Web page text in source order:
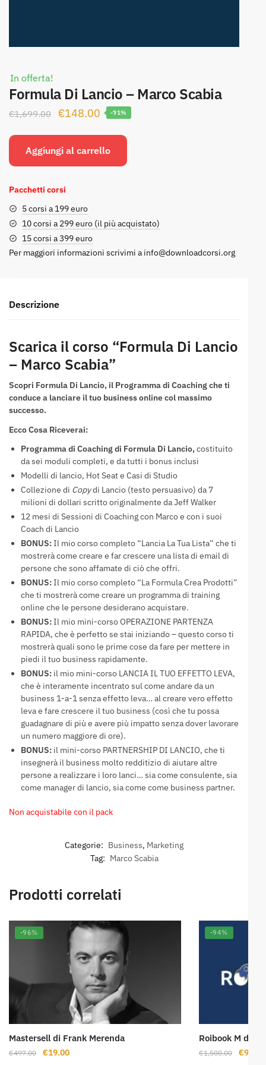
In offerta!
Formula Di Lancio – Marco Scabia
€1,699.00
Il
originale
€148.00 Il
attuale
-91%
Aggiungi al carrello
Pacchetti corsi
5 corsi a 199 euro
10 corsi a 299 euro (il più acquistato)
15 corsi a 399 euro
Per maggiori informazioni scrivimi a info@downloadcorsi.org
Descrizione
Scarica il corso “Formula Di Lancio
– Marco Scabia”
Scopri Formula Di Lancio, il Programma di Coaching che ti
conduce a lanciare il tuo business online col massimo
successo.
Ecco Cosa Riceverai:
Programma di Coaching di Formula Di Lancio,costituito
da sei moduli completi, e da tutti i bonus inclusi
Modelli di lancio, Hot Seat e Casi di Studio
Collezione di Copydi Lancio (testo persuasivo) da 7
milioni di dollari scritto originalmente da Jeff Walker
12 mesi di Sessioni di Coaching con Marco e con i suoi
Coach di Lancio
BONUS:Il mio corso completo “Lancia La Tua Lista” che ti
mostrerà come creare e far crescere una lista di email di
persone che sono affamate di ciò che offri.
BONUS:Il mio corso completo “La Formula Crea Prodotti”
che ti mostrerà come creare un programma di training
online che le persone desiderano acquistare.
BONUS:Il mio mini-corso OPERAZIONE PARTENZA
RAPIDA, che è perfetto se stai iniziando – questo corso ti
mostrerà quali sono le prime cose da fare per mettere in
piedi il tuo business rapidamente.
BONUS: il mio mini-corso LANCIA IL TUO EFFETTO LEVA,
che è interamente incentrato sul come andare da un
business 1-a-1 senza effetto leva… al creare vero effetto
leva e fare crescere il tuo business (così che tu possa
guadagnare di più e avere più impatto senza dover lavorare
un numero maggiore di ore).
BONUS: il mini-corso PARTNERSHIP DI LANCIO, che ti
insegnerà il business molto redditizio di aiutare altre
persone a realizzare i loro lanci… sia come consulente, sia
come manager di lancio, sia come come business partner.
Non acquistabile con il pack
Categorie: Business, Marketing
Tag: Marco Scabia
Prodotti correlati
-96%
Mastersell di Frank Merenda
€497.00
Il
€19.00Il
-94%
Roibook M di
€1,500.00
Il
€96.00